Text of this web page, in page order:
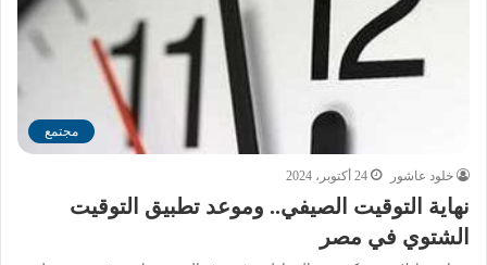
مجتمع
خلود عاشور 24 أكتوبر، 2024
نهاية التوقيت الصيفي.. وموعد تطبيق التوقيت
الشتوي في مصر